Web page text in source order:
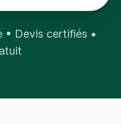
• Devis certifiés •